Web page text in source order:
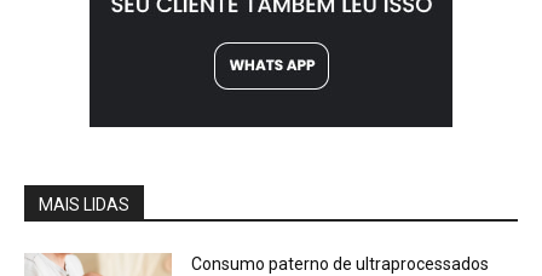
MAIS LIDAS
Consumo paterno de ultraprocessados